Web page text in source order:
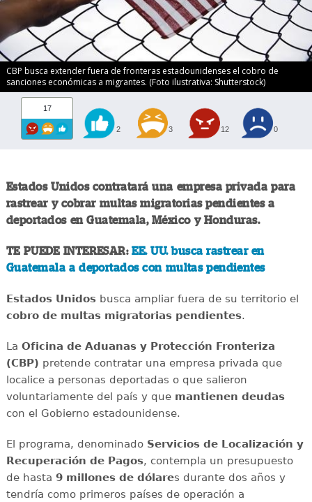
CBP busca extender fuera de fronteras estadounidenses el cobro de
sanciones económicas a migrantes. (Foto ilustrativa: Shutterstock)
17
2 3 12 0
Estados Unidos contratará una empresa privada para
rastrear y cobrar multas migratorias pendientes a
deportados en Guatemala, México y Honduras.
TE PUEDE INTERESAR:EE. UU. busca rastrear en
Guatemala a deportados con multas pendientes
Estados Unidosbusca ampliar fuera de su territorio el
cobro de multas migratorias pendientes.
La Oficina de Aduanas y Protección Fronteriza
(CBP) pretende contratar una empresa privada que
localice a personas deportadas o que salieron
voluntariamente del país y que mantienen deudas
con el Gobierno estadounidense.
El programa, denominado Servicios de Localización y
Recuperación de Pagos, contempla un presupuesto
de hasta 9 millones de dólares durante dos años y
tendría como primeros países de operación a